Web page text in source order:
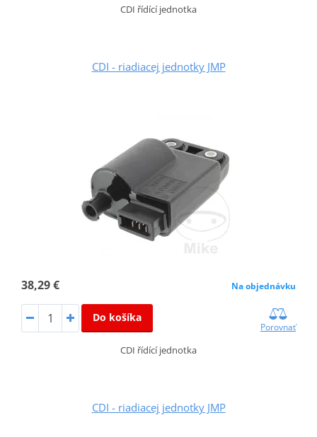
CDI řídící jednotka
CDI - riadiacej jednotky JMP
38,29 € Na objednávku
Do košíka
Porovnať
CDI řídící jednotka
CDI - riadiacej jednotky JMP